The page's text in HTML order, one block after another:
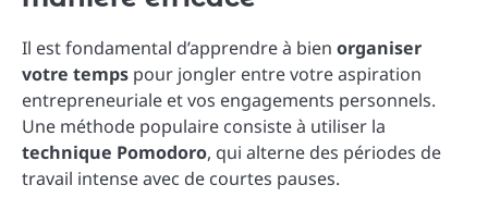
Il est fondamental d’apprendre à bien organiser
votre temps pour jongler entre votre aspiration
entrepreneuriale et vos engagements personnels.
Une méthode populaire consiste à utiliser la
technique Pomodoro, qui alterne des périodes de
travail intense avec de courtes pauses.